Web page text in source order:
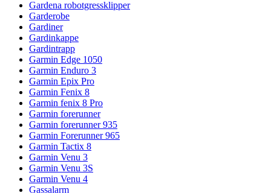
Gardena robotgressklipper
Garderobe
Gardiner
Gardinkappe
Gardintrapp
Garmin Edge 1050
Garmin Enduro 3
Garmin Epix Pro
Garmin Fenix 8
Garmin fenix 8 Pro
Garmin forerunner
Garmin forerunner 935
Garmin Forerunner 965
Garmin Tactix 8
Garmin Venu 3
Garmin Venu 3S
Garmin Venu 4
Gassalarm